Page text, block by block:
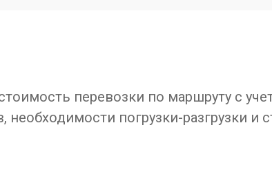
перевозки по маршруту с
необходимости погрузки-разгрузки и